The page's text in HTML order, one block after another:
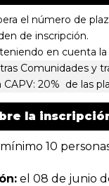
el número de
de inscripción.
en cuenta
Comunidades y
20% de las
la
10
el 08 de junio